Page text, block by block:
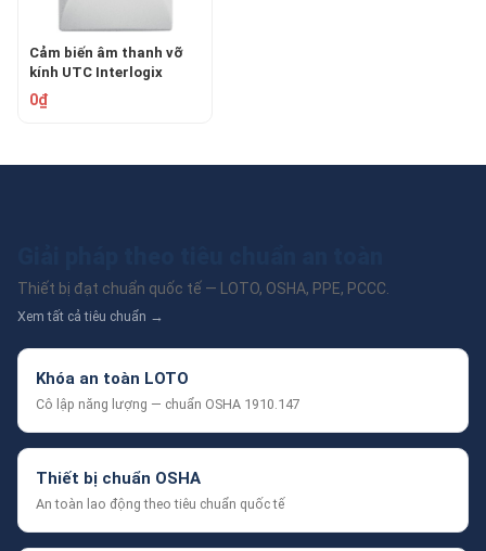
Cảm biến âm thanh vỡ
kính UTC Interlogix
5812NT
0₫
Thiết bị đạt chuẩn quốc tế — LOTO, OSHA, PPE, PCCC.
Xem tất cả tiêu chuẩn →
Khóa an toàn LOTO
Cô lập năng lượng — chuẩn OSHA 1910.147
Thiết bị chuẩn OSHA
An toàn lao động theo tiêu chuẩn quốc tế